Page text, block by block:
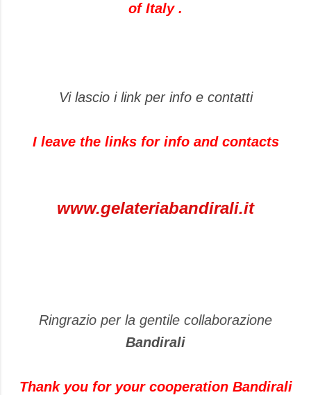
of Italy .
Vi lascio i link per info e contatti
I leave the links for info and contacts
www.gelateriabandirali.it
Ringrazio per la gentile collaborazione
Bandirali
Thank you for your cooperation Bandirali